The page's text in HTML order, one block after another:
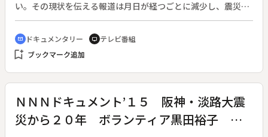
い。その現状を伝える報道は月日が経つごとに減少し、震災の
記憶の風化が進行している。そんな中で、震災当時と同じ危機
意識を持ち、被災地に今自分に何ができるのかを問い続け、活
動を継続している人達がいる。彼らの活動を追うことで、未曽
有と言われたあの震災と私達は今どう向き合うべきかを改めて
り組みを追った。◆しらいみちよさん：山梨県都留市在住のシ
ンガー。復興支援の曲を数多く作り、被災地を中心に全国でコ
ンサートを行う。そのコンサートで募金を集め、宮城県気仙沼
市で花火大会を開催している。◆株式会社マルゴー：山梨県市
cinematic_blur ドキュメンタリー tv テレビ番組
bookmark_add ブックマーク追加
ＮＮＮドキュメント’１５ 阪神・淡路大震
災から２０年 ボランティア黒田裕子 被